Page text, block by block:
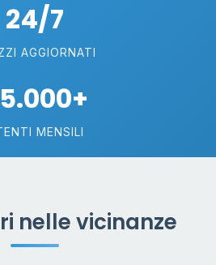
24/7
AGGIORNATI
MENSILI
nelle vicinanze